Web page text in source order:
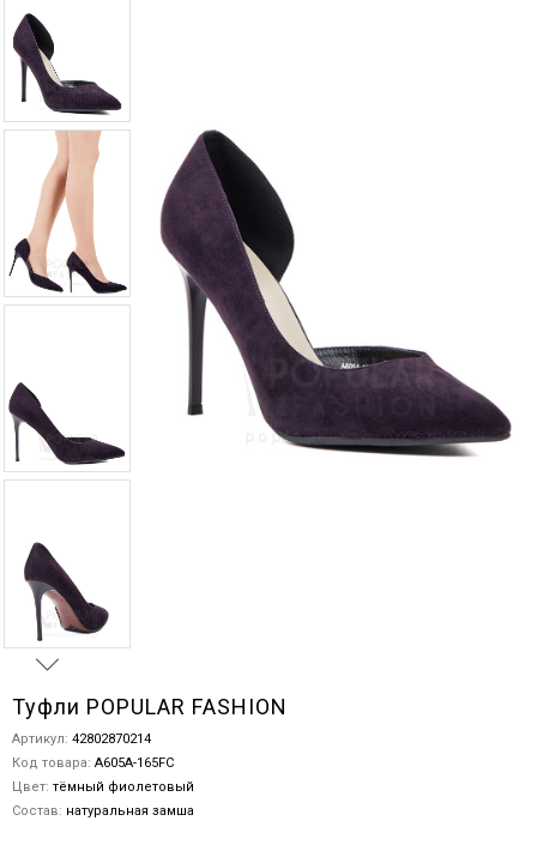
Туфли POPULAR FASHION
Артикул: 42802870214
Код товара: A605A-165FC
Цвет: тёмный фиолетовый
Состав: натуральная замша